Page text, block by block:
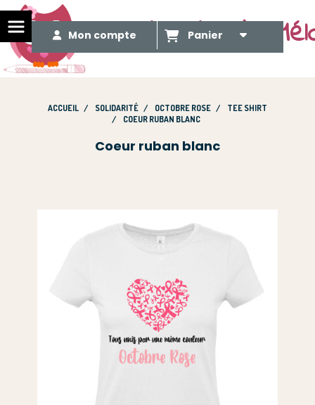
Le Méli Mélo de
Mon compte Panier
ACCUEIL SOLIDARITÉ OCTOBRE ROSE
TEE SHIRT
COEUR RUBAN BLANC
Coeur ruban blanc